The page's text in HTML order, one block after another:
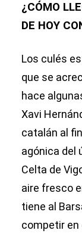
¿CÓMO
DE HOY
Los culés
que se
hace
Xavi
catalán al
agónica del
Celta de
aire fresco
tiene al
competir en